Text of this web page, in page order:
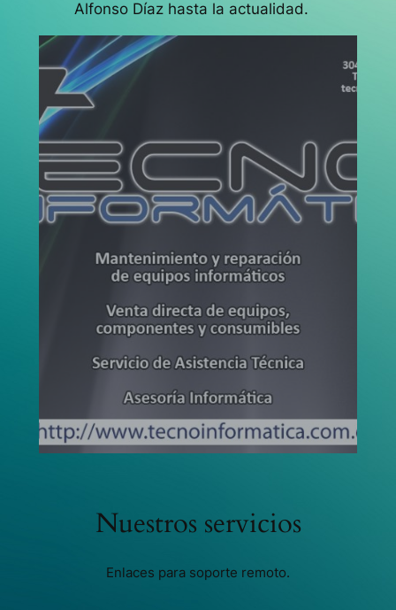
Alfonso Díaz hasta la actualidad.
Nuestros servicios
Enlaces para soporte remoto.